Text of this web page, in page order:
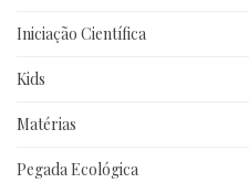
Iniciação Científica
Kids
Matérias
Pegada Ecológica